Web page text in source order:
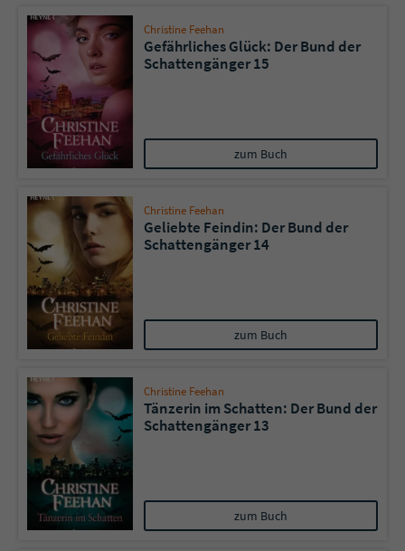
Christine Feehan
Gefährliches Glück: Der Bund der
Schattengänger 15
zum Buch
Christine Feehan
Geliebte Feindin: Der Bund der
Schattengänger 14
zum Buch
Christine Feehan
Tänzerin im Schatten: Der Bund der
Schattengänger 13
zum Buch